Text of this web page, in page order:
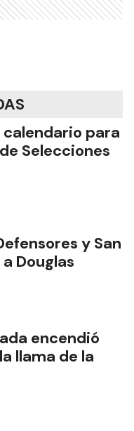
calendario para
Selecciones
y San
Douglas
encendió
llama de la